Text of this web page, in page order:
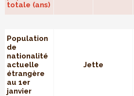
totale (ans)
Population
de
nationalité
actuelle
étrangère
au 1er
janvier
Jette